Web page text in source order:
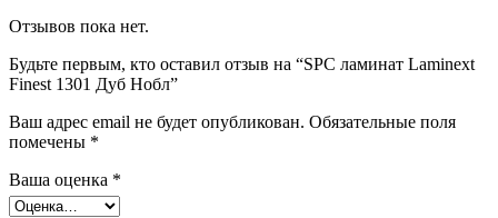
Отзывов пока нет.
Будьте первым, кто оставил отзыв на “SPC ламинат Laminext
Finest 1301 Дуб Нобл”
Ваш адрес email не будет опубликован. Обязательные поля
помечены *
Ваша оценка *